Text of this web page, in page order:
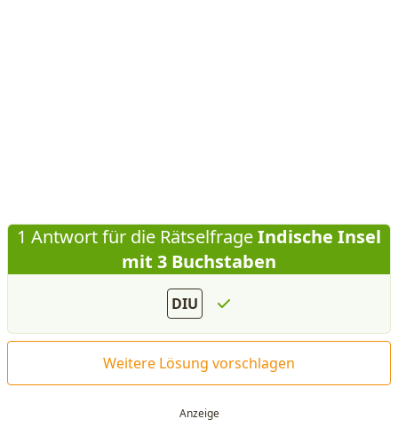
1 Antwort für die RätselfrageIndische Insel
mit 3 Buchstaben
DIU
Weitere Lösung vorschlagen